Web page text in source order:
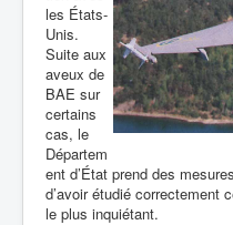
les États-
Unis.
Suite aux
aveux de
BAE sur
certains
cas, le
Départem
ent d’État prend des
d’avoir étudié correctement
le plus inquiétant.